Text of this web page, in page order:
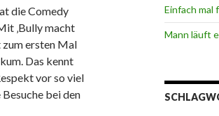
die Comedy
‚Bully macht
zum ersten Mal
Das kennt
vor so viel
bei den
Einfach mal
Mann läuft